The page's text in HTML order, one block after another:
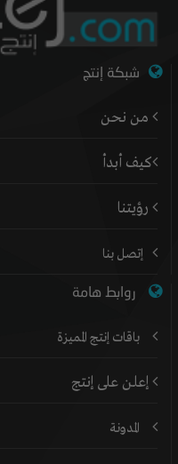
شبكة إنتج
من نحن
كيف أبدأ
رؤيتنا
إتصل بنا
روابط هامة
باقات إنتج المميزة
إعلن على إنتج
المدونة